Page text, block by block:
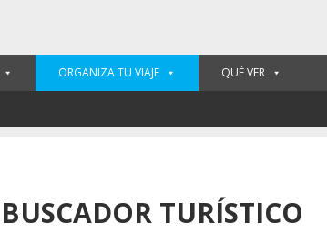
ORGANIZA TU VIAJE QUÉ VER
BUSCADOR TURÍSTICO